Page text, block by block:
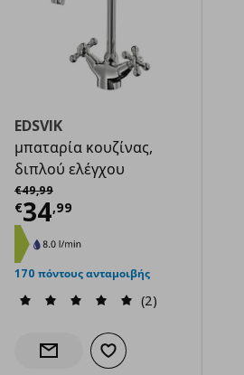
EDSVIK
μπαταρία κουζίνας,
διπλού ελέγχου
€49,99
Αρχική τιμή
€34,99
Τρέχουσα τιμή
170 πόντους ανταμοιβής
(2)
Ενημέρωση διαθεσιμότητας
Προσθήκη στα αγαπημένα